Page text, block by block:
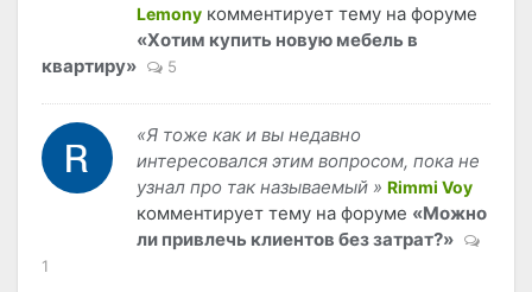
Lemony комментирует тему на форуме
«Хотим купить новую мебель в
квартиру»
5
«Я тоже как и вы недавно
интересовался этим вопросом, пока не
узнал про так называемый » Rimmi Voy
комментирует тему на форуме «Можно
ли привлечь клиентов без затрат?»
1